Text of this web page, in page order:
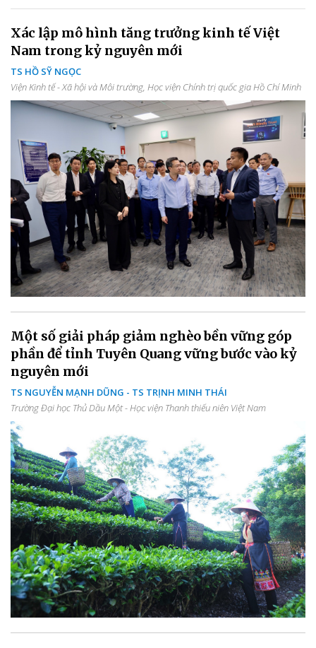
Xác lập mô hình tăng trưởng kinh tế Việt
Nam trong kỷ nguyên mới
TS HỒ SỸ NGỌC
Viện Kinh tế - Xã hội và Môi trường, Học viện Chính trị quốc gia Hồ Chí Minh
Một số giải pháp giảm nghèo bền vững góp
phần để tỉnh Tuyên Quang vững bước vào kỷ
nguyên mới
TS NGUYỄN MẠNH DŨNG - TS TRỊNH MINH THÁI
Trường Đại học Thủ Dầu Một - Học viện Thanh thiếu niên Việt Nam